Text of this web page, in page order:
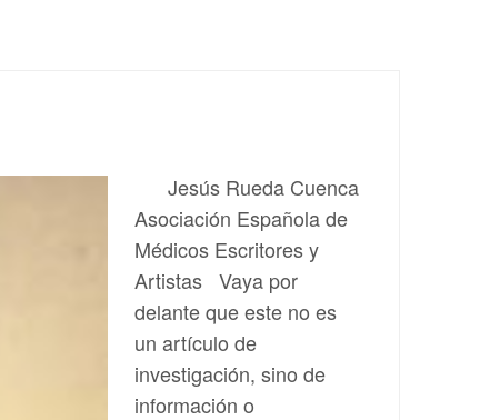
Jesús Rueda Cuenca
Asociación Española de
Médicos Escritores y
Artistas Vaya por
delante que este no es
un artículo de
investigación, sino de
información o